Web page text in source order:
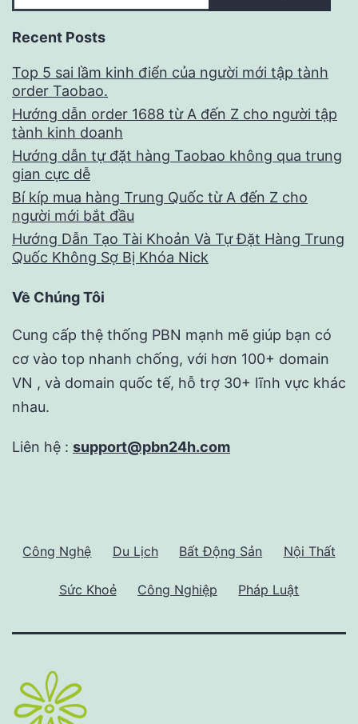
Recent Posts
Top 5 sai lầm kinh điển của người mới tập tành
order Taobao.
Hướng dẫn order 1688 từ A đến Z cho người tập
tành kinh doanh
Hướng dẫn tự đặt hàng Taobao không qua trung
gian cực dễ
Bí kíp mua hàng Trung Quốc từ A đến Z cho
người mới bắt đầu
Hướng Dẫn Tạo Tài Khoản Và Tự Đặt Hàng Trung
Quốc Không Sợ Bị Khóa Nick
Về Chúng Tôi
Cung cấp thệ thống PBN mạnh mẽ giúp bạn có
cơ vào top nhanh chống, với hơn 100+ domain
VN , và domain quốc tế, hỗ trợ 30+ lĩnh vực khác
nhau.
Liên hệ : support@pbn24h.com
Công Nghệ Du Lịch Bất Động Sản Nội Thất
Sức Khoẻ Công Nghiệp Pháp Luật